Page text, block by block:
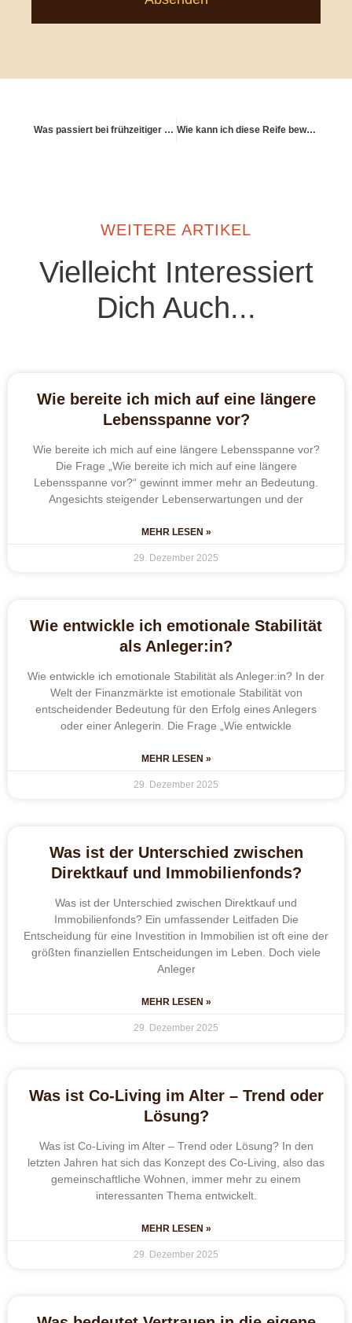
Was passiert bei frühzeitiger Kündigung einer Rentenversicherung? Wie kann ich diese Reife bewusst verkörpern?
WEITERE ARTIKEL
Vielleicht Interessiert
Dich Auch...
Wie bereite ich mich auf eine längere
Lebensspanne vor?
Wie bereite ich mich auf eine längere Lebensspanne vor?
Die Frage „Wie bereite ich mich auf eine längere
Lebensspanne vor?“ gewinnt immer mehr an Bedeutung.
Angesichts steigender Lebenserwartungen und der
MEHR LESEN »
29. Dezember 2025
Wie entwickle ich emotionale Stabilität
als Anleger:in?
Wie entwickle ich emotionale Stabilität als Anleger:in? In der
Welt der Finanzmärkte ist emotionale Stabilität von
entscheidender Bedeutung für den Erfolg eines Anlegers
oder einer Anlegerin. Die Frage „Wie entwickle
MEHR LESEN »
29. Dezember 2025
Was ist der Unterschied zwischen
Direktkauf und Immobilienfonds?
Was ist der Unterschied zwischen Direktkauf und
Immobilienfonds? Ein umfassender Leitfaden Die
Entscheidung für eine Investition in Immobilien ist oft eine der
größten finanziellen Entscheidungen im Leben. Doch viele
Anleger
MEHR LESEN »
29. Dezember 2025
Was ist Co-Living im Alter – Trend oder
Lösung?
Was ist Co-Living im Alter – Trend oder Lösung? In den
letzten Jahren hat sich das Konzept des Co-Living, also das
gemeinschaftliche Wohnen, immer mehr zu einem
interessanten Thema entwickelt.
MEHR LESEN »
29. Dezember 2025